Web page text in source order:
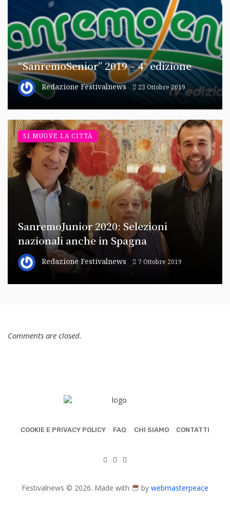
“SanremoSenior” 2019 – 4° edizione
Redazione Festivalnews 23 Ottobre 2019
SanremoJunior 2020: Selezioni
nazionali anche in Spagna
Redazione Festivalnews 7 Ottobre 2019
SI MUOVE LA CITTÀ
Comments are closed.
COOKIE E PRIVACY POLICY FAQ CHI SIAMO CONTATTI
Festivalnews © 2026. Made with bywebmasterpeace